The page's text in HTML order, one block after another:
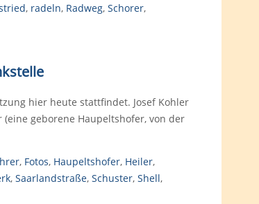
, radeln, Radweg, Schorer,
hier heute stattfindet. Josef Kohler
geborene Haupeltshofer, von der
, Fotos, Haupeltshofer, Heiler,
, Saarlandstraße, Schuster, Shell,